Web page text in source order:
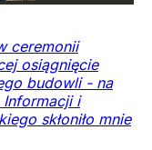
ceremonii
osiągnięcie
budowli - na
Informacji i
skłoniło mnie